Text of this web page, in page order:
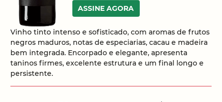
ASSINE AGORA
Vinho tinto intenso e sofisticado, com aromas de frutos
negros maduros, notas de especiarias, cacau e madeira
bem integrada. Encorpado e elegante, apresenta
taninos firmes, excelente estrutura e um final longo e
persistente.